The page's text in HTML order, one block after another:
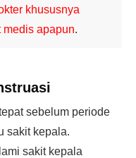
khususnya
medis apapun.
sebelum periode
sakit kepala.
sakit kepala